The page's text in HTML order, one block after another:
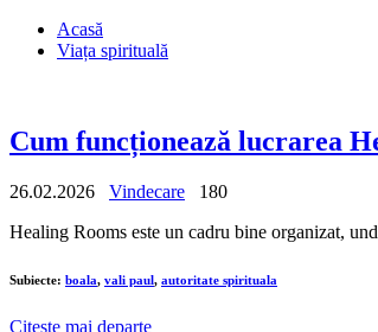
Acasă
Viața spirituală
Cum funcționează lucrarea
26.02.2026 Vindecare
180
Healing Rooms este un cadru bine organizat,
Subiecte: boala, vali paul, autoritate spirituala
Citește mai departe